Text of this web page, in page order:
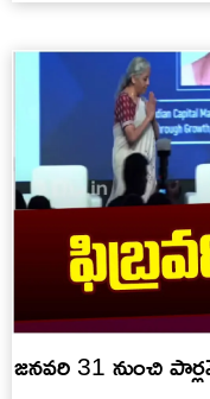
జనవరి 31 నుంచి